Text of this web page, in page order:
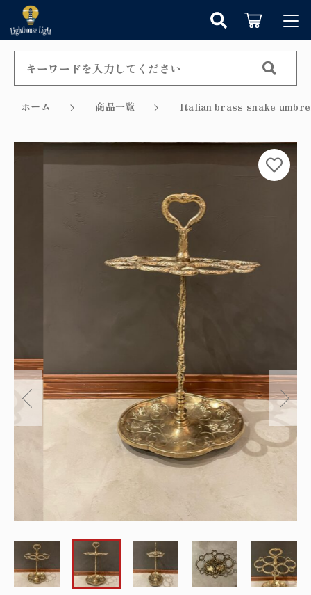
ホーム 商品一覧 Italian brass snake
カートに商品を追加しました
ショッピングを続ける
カートを確認する
ログイン / 会員登録
お知らせ
お気に入り
Lighthouse Lightについて
お問い合わせ
テーブルランプ
ウォールランプ
フロアランプ
オリジナルランプ
フィンスタイル
アンティーク小物/家具
パーツ
サブスクリプション
キーワード検索
親カテゴリ
その他
在庫あり セール
並び順